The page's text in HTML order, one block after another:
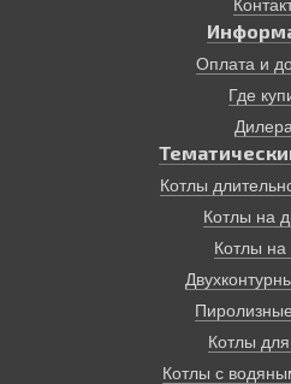
квартирах. Тем не менее
решением множества
подключения
виде топлива в нашей
современных
достигает 85%. Эти котлы
надежные системы
до другой может занимать до
Отопление дома,
котле, экологически
Оплата и
Где
Котлы
Котлы на
Котлы на
Котлы
Котлы с